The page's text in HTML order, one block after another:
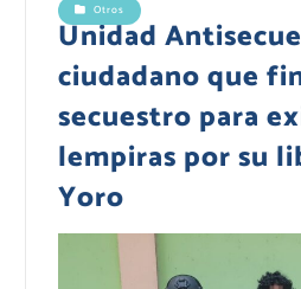
Otros
Unidad
ciudadano que
secuestro para
lempiras por su
Yoro